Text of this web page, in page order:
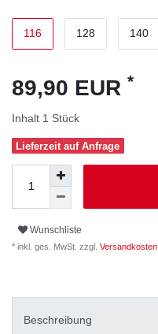
116 128 140
89,90 EUR *
Inhalt 1 Stück
Lieferzeit auf Anfrage
Wunschliste
* inkl. ges. MwSt. zzgl. Versandkosten
Beschreibung